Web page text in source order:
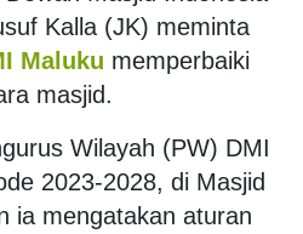
Kalla (JK) meminta
Maluku memperbaiki
masjid.
Wilayah (PW) DMI
2023-2028, di Masjid
ia mengatakan aturan